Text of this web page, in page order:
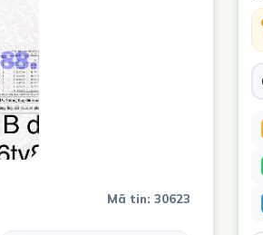
Mã tin: 30623